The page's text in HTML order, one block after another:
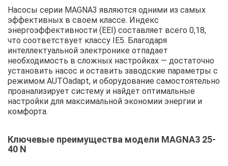
Насосы серии MAGNA3 являются одними из самых
эффективных в своем классе. Индекс
энергоэффективности (EEI) составляет всего 0,18,
что соответствует классу IE5. Благодаря
интеллектуальной электронике отпадает
необходимость в сложных настройках — достаточно
установить насос и оставить заводские параметры с
режимом AUTOadapt, и оборудование самостоятельно
проанализирует систему и найдет оптимальные
настройки для максимальной экономии энергии и
комфорта.
Ключевые преимущества модели MAGNA3 25-
40 N